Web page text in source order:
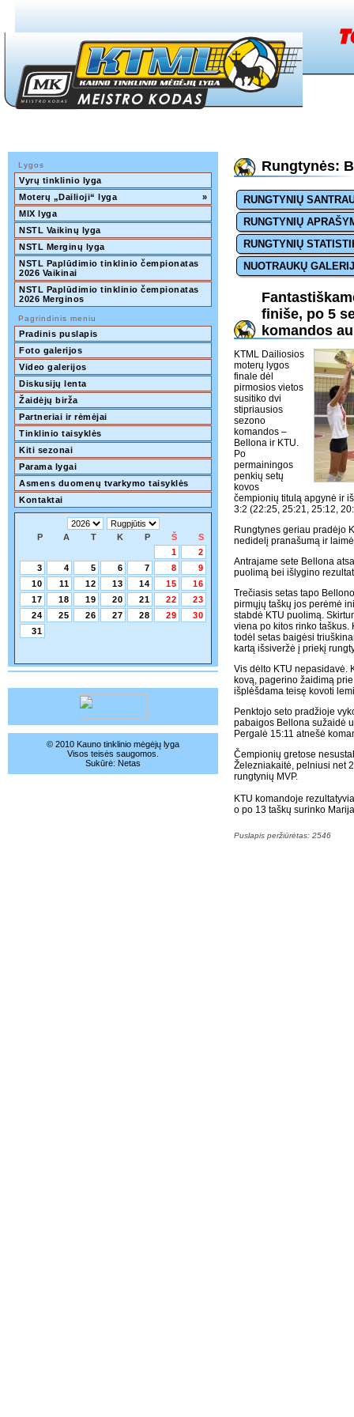
Lygos
Vyrų tinklinio lyga
Moterų „Dailioji“ lyga
»
MIX lyga
NSTL Vaikinų lyga
NSTL Merginų lyga
NSTL Paplūdimio tinklinio čempionatas
2026 Vaikinai
NSTL Paplūdimio tinklinio čempionatas
2026 Merginos
Pagrindinis meniu
Pradinis puslapis
Foto galerijos
Video galerijos
Diskusijų lenta
Žaidėjų birža
Partneriai ir rėmėjai
Tinklinio taisyklės
Kiti sezonai
Parama lygai
Asmens duomenų tvarkymo taisyklės
Kontaktai
P A T K P Š
S
1
2
3
4 5 6 7 8
9
10
11 12 13 14 15
16
17
18 19 20 21 22
23
24
25 26 27 28 29
30
31
© 2010 Kauno tinklinio mėgėjų lyga
Visos teisės saugomos.
Sukūrė: Netas
Rungtynės:
RUNGTYNIŲ
RUNGTYNIŲ
RUNGTYNIŲ
NUOTRAUKŲ
finiše, po 5
komandos
KTML Dailiosios
moterų lygos
finale dėl
pirmosios vietos
susitiko dvi
stipriausios
sezono
komandos –
Bellona ir KTU.
Po
permainingos
penkių setų
kovos
čempionių titulą apgynė ir
3:2 (22:25, 25:21, 25:12,
Rungtynes geriau pradėjo
nedidelį pranašumą ir
Antrajame sete Bellona
puolimą bei išlygino
Trečiasis setas tapo
pirmųjų taškų jos perėmė
stabdė KTU puolimą.
viena po kitos rinko taškus.
todėl setas baigėsi
kartą išsiveržė į priekį
Vis dėlto KTU nepasidavė.
kovą, pagerino žaidimą
išplėšdama teisę kovoti
Penktojo seto pradžioje
pabaigos Bellona sužaidė
Pergalė 15:11 atnešė
Čempionių gretose
Železniakaitė, pelniusi net
rungtynių MVP.
KTU komandoje
o po 13 taškų surinko
Puslapis peržiūrėtas: 2546